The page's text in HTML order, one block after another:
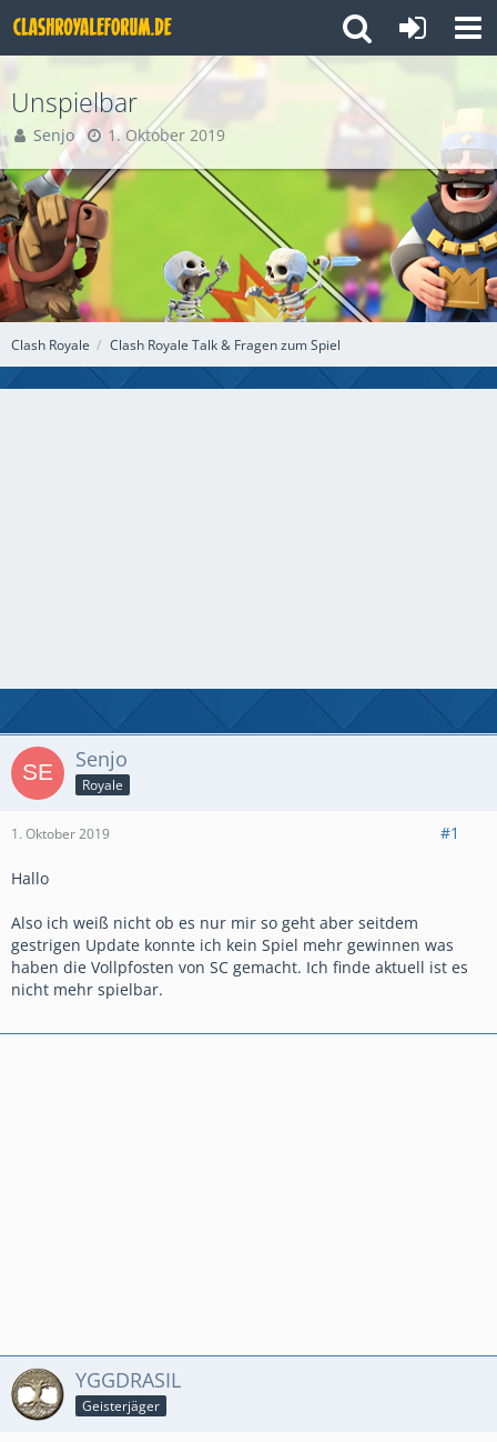
Clash Royale Clash Royale Talk & Fragen zum Spiel
Unspielbar
Senjo 1. Oktober 2019
Senjo
Royale
1. Oktober 2019 #1
Hallo
Also ich weiß nicht ob es nur mir so geht aber seitdem
gestrigen Update konnte ich kein Spiel mehr gewinnen was
haben die Vollpfosten von SC gemacht. Ich finde aktuell ist es
nicht mehr spielbar.
YGGDRASIL
Geisterjäger